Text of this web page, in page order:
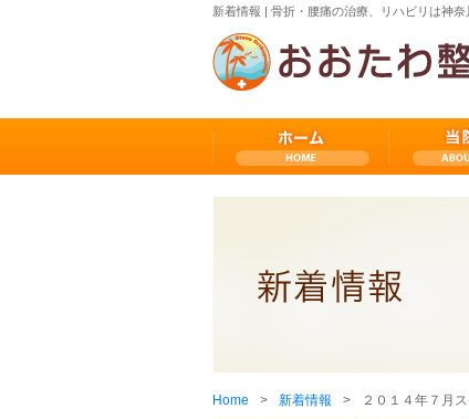
新着情報 | 骨折・腰痛の治療、リハビリは神
Home 新着情報 ２０１４年７月